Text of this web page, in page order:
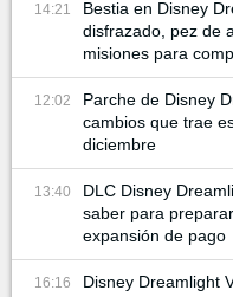
14:21
Bestia en Disney
disfrazado, pez de
misiones para
12:02
Parche de Disney
cambios que trae
diciembre
13:40
DLC Disney
saber para
expansión de pago
16:16
Disney Dreamlight